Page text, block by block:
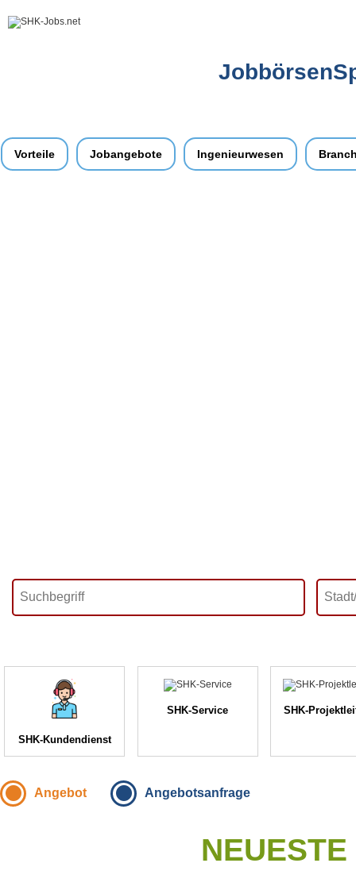
Vorteile Jobangebote Ingenieurwesen
SHK-Kundendienst
SHK-Service SHK-
Angebot Angebotsanfrage